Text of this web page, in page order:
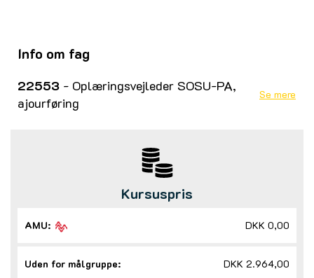
Info om fag
22553 - Oplæringsvejleder SOSU-PA,
ajourføring
Se mere
Kursuspris
AMU: DKK 0,00
Uden for målgruppe: DKK 2.964,00